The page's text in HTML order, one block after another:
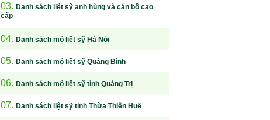
03. Danh sách liệt sỹ anh hùng và cán bộ cao
cấp
04. Danh sách mộ liệt sỹ Hà Nội
05. Danh sách mộ liệt sỹ Quảng Bình
06. Danh sách mộ liệt sỹ tỉnh Quảng Trị
07. Danh sách liệt sỹ tỉnh Thừa Thiên Huế